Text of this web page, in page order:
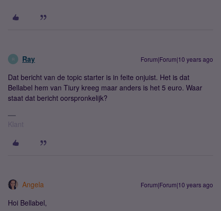
R Ray Forum|Forum|10 years ago
Dat bericht van de topic starter is in feite onjuist. Het is dat
Bellabel hem van Tiury kreeg maar anders is het 5 euro. Waar
staat dat bericht oorspronkelijk?
Klant
Angela Forum|Forum|10 years ago
Hoi Bellabel,